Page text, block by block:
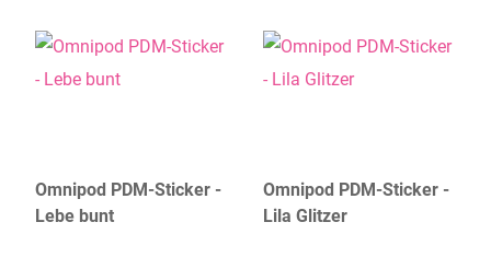
Omnipod PDM-Sticker -
Lebe bunt
Omnipod PDM-Sticker -
Lila Glitzer